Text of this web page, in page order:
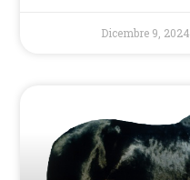
Dicembre 9, 2024